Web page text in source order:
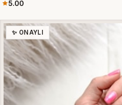
5.00
✨ ONAYLI